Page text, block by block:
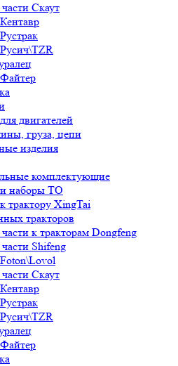
Скаут
двигателей
груза, цепи
изделия
комплектующие
наборы ТО
трактору XingTai
тракторов
к тракторам Dongfeng
Shifeng
Скаут